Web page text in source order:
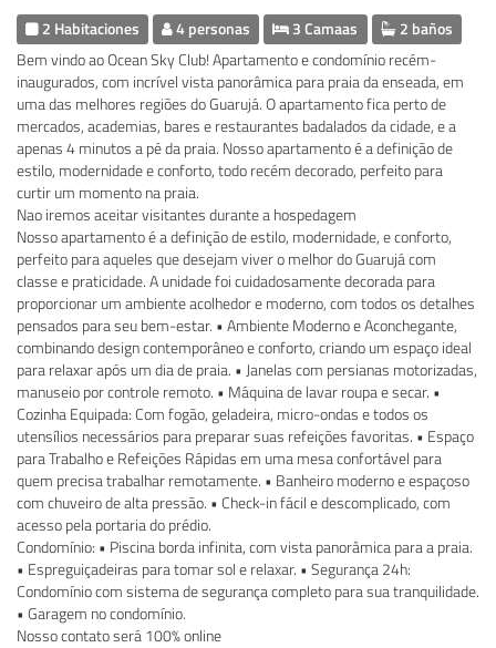
2 Habitaciones 4 personas 3 Camaas 2 baños
Bem vindo ao Ocean Sky Club! Apartamento e condomínio recém-
inaugurados, com incrível vista panorâmica para praia da enseada, em
uma das melhores regiões do Guarujá. O apartamento fica perto de
mercados, academias, bares e restaurantes badalados da cidade, e a
apenas 4 minutos a pé da praia. Nosso apartamento é a definição de
estilo, modernidade e conforto, todo recém decorado, perfeito para
curtir um momento na praia.
Nao iremos aceitar visitantes durante a hospedagem
Nosso apartamento é a definição de estilo, modernidade, e conforto,
perfeito para aqueles que desejam viver o melhor do Guarujá com
classe e praticidade. A unidade foi cuidadosamente decorada para
proporcionar um ambiente acolhedor e moderno, com todos os detalhes
pensados para seu bem-estar. • Ambiente Moderno e Aconchegante,
combinando design contemporâneo e conforto, criando um espaço ideal
para relaxar após um dia de praia. • Janelas com persianas motorizadas,
manuseio por controle remoto. • Máquina de lavar roupa e secar. •
Cozinha Equipada: Com fogão, geladeira, micro-ondas e todos os
utensílios necessários para preparar suas refeições favoritas. • Espaço
para Trabalho e Refeições Rápidas em uma mesa confortável para
quem precisa trabalhar remotamente. • Banheiro moderno e espaçoso
com chuveiro de alta pressão. • Check-in fácil e descomplicado, com
acesso pela portaria do prédio.
Condomínio: • Piscina borda infinita, com vista panorâmica para a praia.
• Espreguiçadeiras para tomar sol e relaxar. • Segurança 24h:
Condomínio com sistema de segurança completo para sua tranquilidade.
• Garagem no condomínio.
Nosso contato será 100% online